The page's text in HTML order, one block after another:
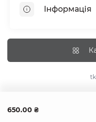
650.00 ₴
Простирадла на
Інформація
Доставка